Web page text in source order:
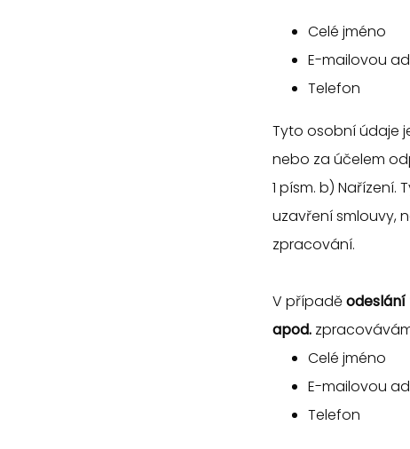
Celé jméno
E-mailovou
Telefon
Tyto osobní údaje
nebo za účelem
1 písm. b)
uzavření smlouvy,
zpracování.
V případě
apod.
Celé jméno
E-mailovou
Telefon